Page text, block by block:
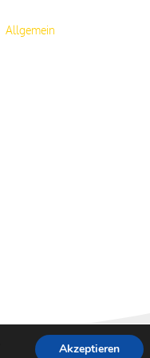
Allgemein
Akzeptieren